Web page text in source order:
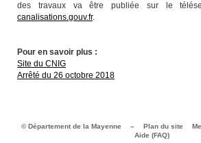
des travaux va être publiée sur le
canalisations.gouv.fr.
Pour en savoir plus :
Site du CNIG
Arrêté du 26 octobre 2018
© Département de la Mayenne – Plan du site
Aide (FAQ)